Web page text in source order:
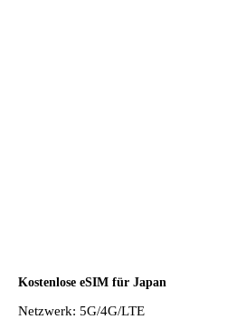
Kostenlose eSIM für Japan
Netzwerk: 5G/4G/LTE